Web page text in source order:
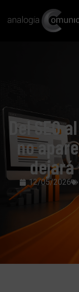
Del SEO
no
12/05/2026